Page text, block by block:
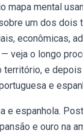
mapa mental
um dos
econômicas,
veja o longo
e
e
e espanhola.
e ouro na